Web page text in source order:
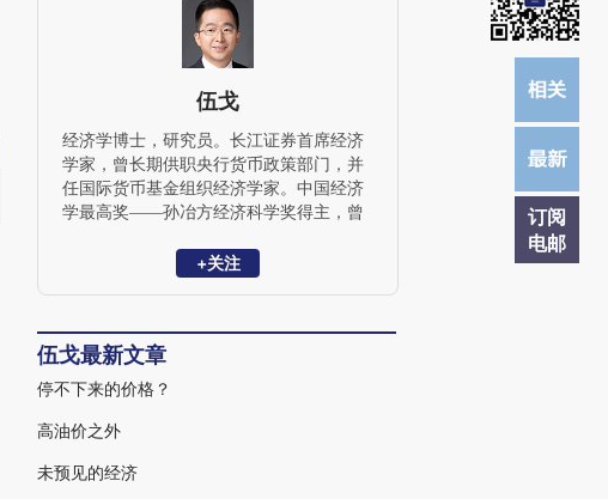
订阅
电邮
伍戈
经济学博士，研究员。长江证券首席经济
学家，曾长期供职央行货币政策部门，并
任国际货币基金组织经济学家。中国经济
学最高奖——孙冶方经济科学奖得主，曾
见杯”中国经济、全球市场预测双冠军。中
等校兼职导师。
+关注
伍戈最新文章
停不下来的价格？
高油价之外
未预见的经济